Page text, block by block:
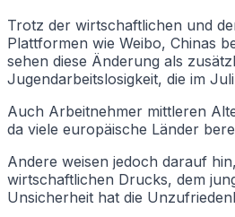
Trotz der wirtschaftlichen und
Plattformen wie Weibo, Chinas
sehen diese Änderung als
Jugendarbeitslosigkeit, die im
Auch Arbeitnehmer mittleren
da viele europäische Länder
Andere weisen jedoch darauf
wirtschaftlichen Drucks, dem
Unsicherheit hat die